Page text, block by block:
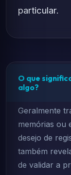
particular.
O que
algo?
Geralmente
memórias ou
desejo de
também
de validar a